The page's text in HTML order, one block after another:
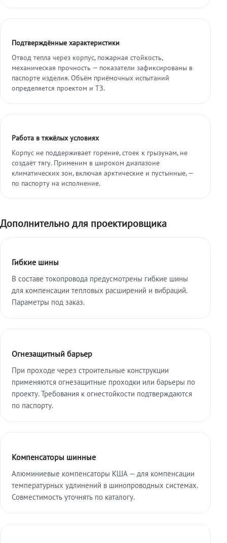
Подтверждённые характеристики
Отвод тепла через корпус, пожарная стойкость,
механическая прочность — показатели зафиксированы в
паспорте изделия. Объём приёмочных испытаний
определяется проектом и ТЗ.
Работа в тяжёлых условиях
Корпус не поддерживает горение, стоек к грызунам, не
создаёт тягу. Применим в широком диапазоне
климатических зон, включая арктические и пустынные, —
по паспорту на исполнение.
Дополнительно для проектировщика
Гибкие шины
В составе токопровода предусмотрены гибкие шины
для компенсации тепловых расширений и вибраций.
Параметры под заказ.
Огнезащитный барьер
При проходе через строительные конструкции
применяются огнезащитные проходки или барьеры по
проекту. Требования к огнестойкости подтверждаются
по паспорту.
Компенсаторы шинные
Алюминиевые компенсаторы КША — для компенсации
температурных удлинений в шинопроводных системах.
Совместимость уточнять по каталогу.